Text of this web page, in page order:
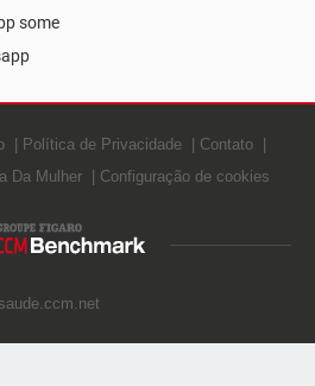
some
Política de Privacidade
Contato
Da Mulher Configuração de cookies
saude.ccm.net